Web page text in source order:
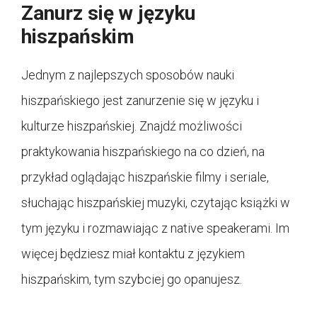
Zanurz się w języku
hiszpańskim
Jednym z najlepszych sposobów nauki
hiszpańskiego jest zanurzenie się w języku i
kulturze hiszpańskiej. Znajdź możliwości
praktykowania hiszpańskiego na co dzień, na
przykład oglądając hiszpańskie filmy i seriale,
słuchając hiszpańskiej muzyki, czytając książki w
tym języku i rozmawiając z native speakerami. Im
więcej będziesz miał kontaktu z językiem
hiszpańskim, tym szybciej go opanujesz.